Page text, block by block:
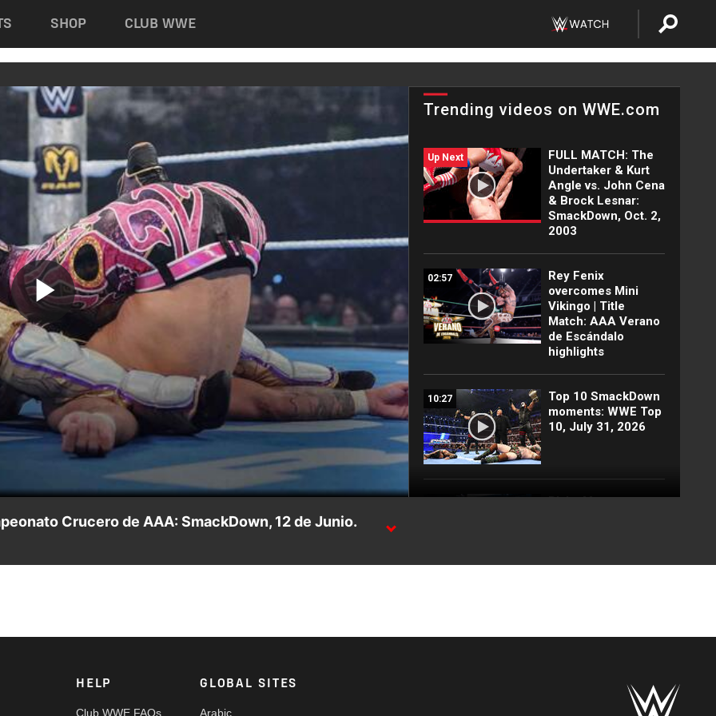
SHOP CLUB WWE
Play
Video
Trending videos on WWE.com
Up Next
FULL MATCH: The
Undertaker & Kurt
Angle vs. John Cena
& Brock Lesnar:
SmackDown, Oct. 2,
2003
02:57
Rey Fenix
overcomes Mini
Vikingo | Title
Match: AAA Verano
de Escándalo
highlights
10:27
Top 10 SmackDown
moments: WWE Top
10, July 31, 2026
Blake Monroe
SmackDown
09:21
Full SmackDown
Crucero de AAA: SmackDown, 12 de Junio.
HELP
Club WWE FAQs
GLOBAL SITES
Arabic